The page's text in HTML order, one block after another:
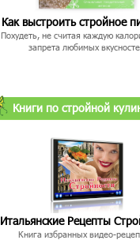
Как выстроить стройное
Похудеть, не считая каждую
запрета любимых
Книги по стройной
Итальянские Рецепты
Книга избранных видео-